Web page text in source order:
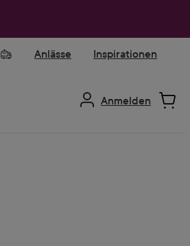
Anlässe Inspirationen
Anmelden